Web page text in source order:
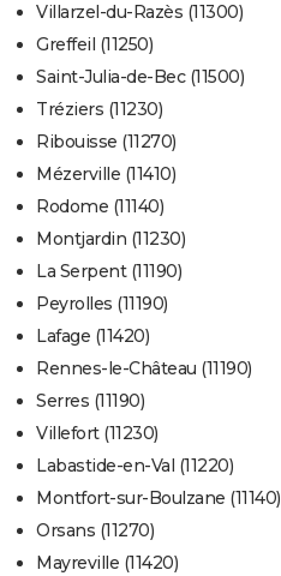
Villarzel-du-Razès (11300)
Greffeil (11250)
Saint-Julia-de-Bec (11500)
Tréziers (11230)
Ribouisse (11270)
Mézerville (11410)
Rodome (11140)
Montjardin (11230)
La Serpent (11190)
Peyrolles (11190)
Lafage (11420)
Rennes-le-Château (11190)
Serres (11190)
Villefort (11230)
Labastide-en-Val (11220)
Montfort-sur-Boulzane (11140)
Orsans (11270)
Mayreville (11420)